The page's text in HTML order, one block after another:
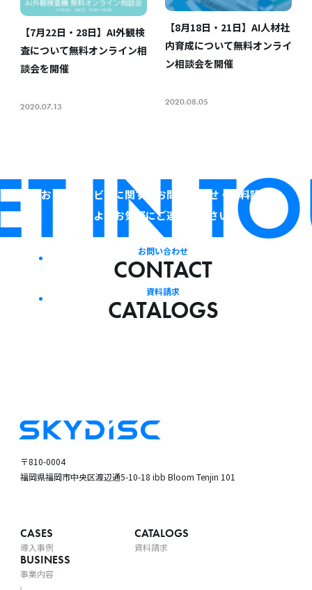
【7月22日・28日】AI外観検
査について無料オンライン相
談会を開催
2020.07.13
【8月18日・21日】AI人材社
内育成について無料オンライ
ン相談会を開催
2020.08.05
当社およびサービスに関するお問い合わせ・資料請求は、
下記よりお気軽にご連絡ください。
お問い合わせ
CONTACT
資料請求
CATALOGS
IN
〒810-0004
福岡県福岡市中央区渡辺通5-10-18 ibb Bloom Tenjin 101
CASES
導入事例
BUSINESS
事業内容
CATALOGS
資料請求